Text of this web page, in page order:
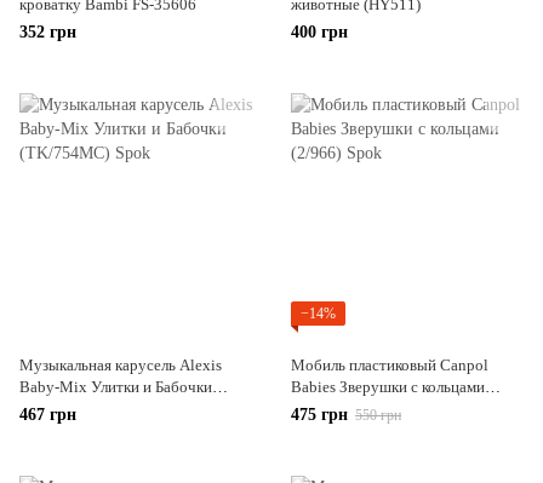
кроватку Bambi FS-35606
352 грн
животные (HY511)
400 грн
Музыкальная карусель Alexis
Baby-Mix Улитки и Бабочки
(TK/754MС)
467 грн
−14%
Мобиль пластиковый Canpol
Babies Зверушки с кольцами
(2/966)
475 грн 550 грн